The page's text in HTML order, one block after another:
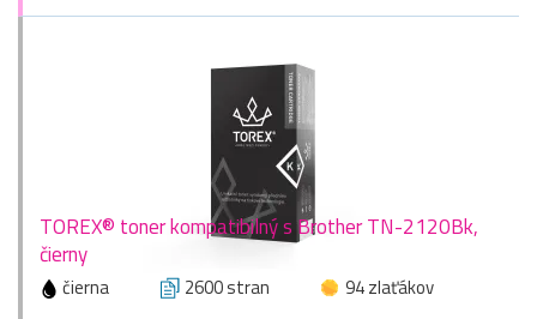
TOREX® toner kompatibilný s Brother TN-2120Bk,
čierny
čierna 2600 stran
94 zlaťákov